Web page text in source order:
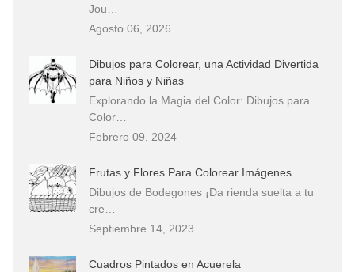
Jou…
Agosto 06, 2026
Dibujos para Colorear, una Actividad Divertida
para Niños y Niñas
Explorando la Magia del Color: Dibujos para
Color…
Febrero 09, 2024
Frutas y Flores Para Colorear Imágenes
Dibujos de Bodegones ¡Da rienda suelta a tu
cre…
Septiembre 14, 2023
Cuadros Pintados en Acuerela